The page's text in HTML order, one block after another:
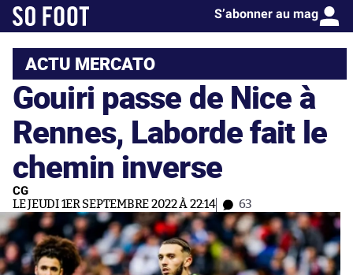
S’abonner au mag
ACTU MERCATO
Gouiri passe de Nice à
Rennes, Laborde fait le
chemin inverse
CG
LE JEUDI 1ER SEPTEMBRE 2022 À 22:14 63